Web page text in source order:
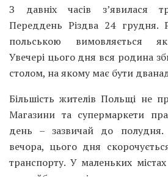
З давніх часів з’явилася
Переддень Різдва 24 грудня.
польською вимовляється як
Увечері цього дня вся родина
столом, на якому має бути
Більшість жителів Польщі не
Магазини та супермаркети
день – зазвичай до
вечора, цього дня
транспорту. У маленьких